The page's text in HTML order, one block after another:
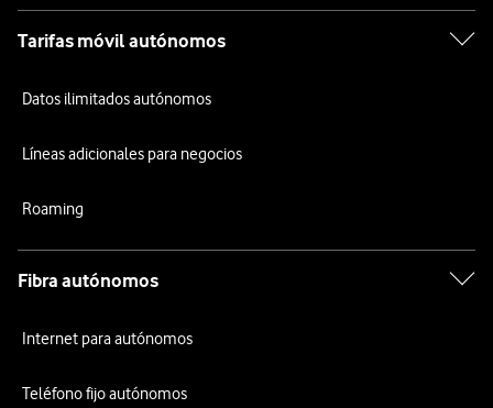
Tarifas móvil autónomos
Datos ilimitados autónomos
Líneas adicionales para negocios
Roaming
Fibra autónomos
Internet para autónomos
Teléfono fijo autónomos